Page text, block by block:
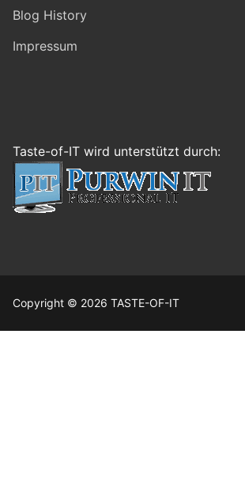
Blog History
Impressum
Taste-of-IT wird unterstützt durch:
Copyright © 2026 TASTE-OF-IT